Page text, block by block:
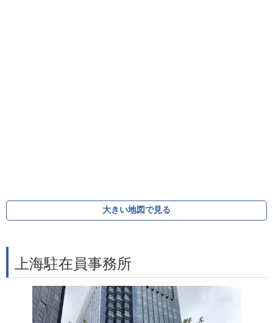
大きい地図で見る
上海駐在員事務所